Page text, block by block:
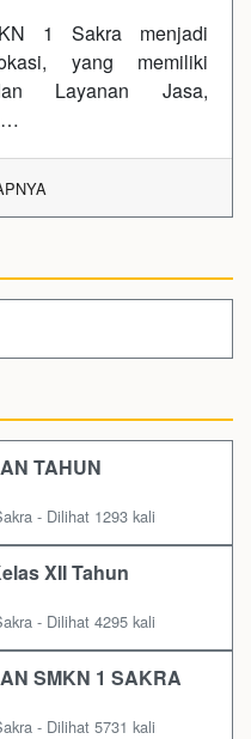
1 Sakra menjadi
yang memiliki
Layanan Jasa,
TAHUN
- Dilihat 1293 kali
XII Tahun
- Dilihat 4295 kali
SMKN 1 SAKRA
- Dilihat 5731 kali